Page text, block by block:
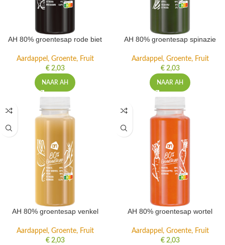
AH 80% groentesap rode biet
Aardappel, Groente, Fruit
€2,03
NAAR AH
AH 80% groentesap spinazie
Aardappel, Groente, Fruit
€2,03
NAAR AH
AH 80% groentesap venkel
Aardappel, Groente, Fruit
€2,03
AH 80% groentesap wortel
Aardappel, Groente, Fruit
€2,03